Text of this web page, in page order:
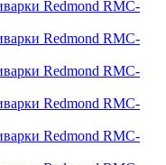
Redmond RMC-
Redmond RMC-
Redmond RMC-
Redmond RMC-
Redmond RMC-